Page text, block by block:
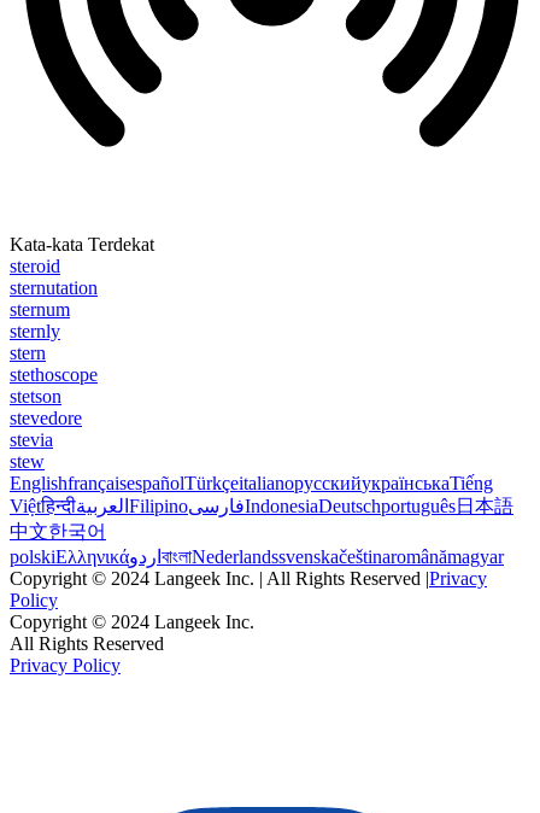
Kata-kata Terdekat
steroid
sternutation
sternum
sternly
stern
stethoscope
stetson
stevedore
stevia
stew
EnglishfrançaisespañolTürkçeitalianoрусскийукраїнськаTiếng
Việtहिन्दीالعربية FilipinoفارسیIndonesiaDeutschportuguês日本語
中文한국어
polskiΕλληνικάاردو বাংলাNederlandssvenskačeštinaromânămagyar
Copyright © 2024 Langeek Inc. | All Rights Reserved |Privacy
Policy
Copyright © 2024 Langeek Inc.
All Rights Reserved
Privacy Policy